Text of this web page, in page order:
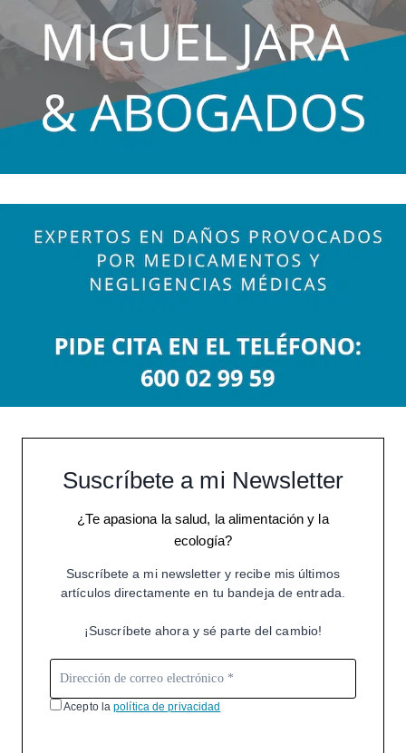
Suscríbete a mi Newsletter
¿Te apasiona la salud, la alimentación y la
ecología?
Suscríbete a mi newsletter y recibe mis últimos
artículos directamente en tu bandeja de entrada.
¡Suscríbete ahora y sé parte del cambio!
Acepto lapolítica de privacidad